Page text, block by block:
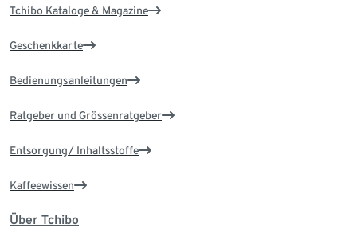
Tchibo Kataloge & Magazine
Geschenkkarte
Bedienungsanleitungen
Ratgeber und Grössenratgeber
Entsorgung/ Inhaltsstoffe
Kaffeewissen
Über Tchibo